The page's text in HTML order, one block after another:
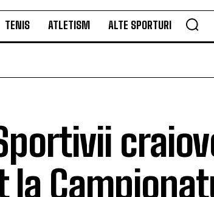
TENIS ATLETISM ALTE SPORTURI